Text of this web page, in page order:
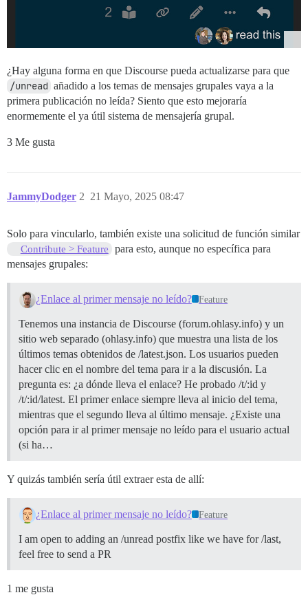
¿Hay alguna forma en que Discourse pueda actualizarse para que
/unread añadido a los temas de mensajes grupales vaya a la
primera publicación no leída? Siento que esto mejoraría
enormemente el ya útil sistema de mensajería grupal.
3 Me gusta
JammyDodger 21 Mayo, 2025 08:47
2
Solo para vincularlo, también existe una solicitud de función similar
Contribute > Feature
para esto, aunque no específica para
mensajes grupales:
¿Enlace al primer mensaje no leído? Feature
Tenemos una instancia de Discourse (forum.ohlasy.info) y un
sitio web separado (ohlasy.info) que muestra una lista de los
últimos temas obtenidos de /latest.json. Los usuarios pueden
hacer clic en el nombre del tema para ir a la discusión. La
pregunta es: ¿a dónde lleva el enlace? He probado /t/:id y
/t/:id/latest. El primer enlace siempre lleva al inicio del tema,
mientras que el segundo lleva al último mensaje. ¿Existe una
opción para ir al primer mensaje no leído para el usuario actual
(si ha…
Y quizás también sería útil extraer esta de allí:
¿Enlace al primer mensaje no leído? Feature
I am open to adding an /unread postfix like we have for /last,
feel free to send a PR
1 me gusta